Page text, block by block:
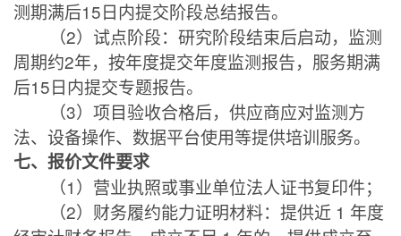
测期满后15日内提交阶段总结报告。
（2）试点阶段：研究阶段结束后启动，监测
周期约2年，按年度提交年度监测报告，服务期满
后15日内提交专题报告。
（3）项目验收合格后，供应商应对监测方
法、设备操作、数据平台使用等提供培训服务。
七、报价文件要求
（1）营业执照或事业单位法人证书复印件；
（2）财务履约能力证明材料：提供近 1 年度